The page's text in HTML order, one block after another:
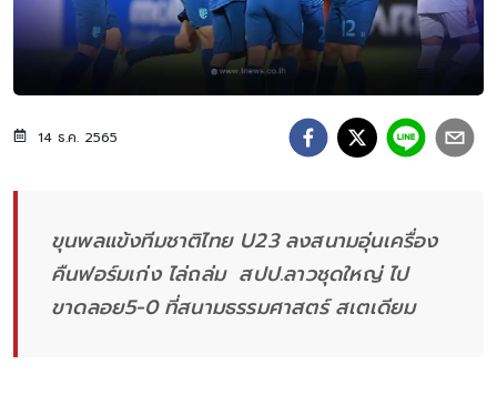
14 ธ.ค. 2565
ขุนพลแข้งทีมชาติไทย U23 ลงสนามอุ่นเครื่อง
คืนฟอร์มเก่ง ไล่ถล่ม สปป.ลาวชุดใหญ่ ไป
ขาดลอย5-0 ที่สนามธรรมศาสตร์ สเตเดียม